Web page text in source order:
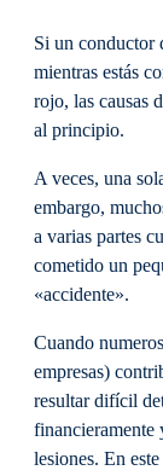
Si un conductor
mientras estás
rojo, las causas
al principio.
A veces, una
embargo,
a varias partes
cometido un
«accidente».
Cuando
empresas)
resultar difícil
financieramente
lesiones. En